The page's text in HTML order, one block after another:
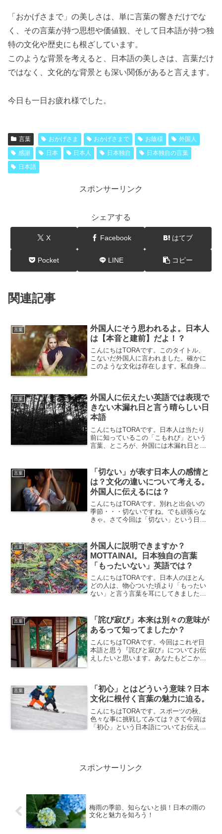
「おかげさまで」の美しさは、単に言葉の響きだけでな
く、その言葉が持つ思想や価値観、そして日本語が持つ独
特の文化や歴史にも根ざしています。
このような背景を考えると、日本語の美しさは、言葉だけ
ではなく、文化的な背景とも深い関係があると言えます。
今日も一日お疲れ様でした。
言葉 おかげさま おかげさまで お陰様
外国人
感謝
日本 日本人 日本独自
日本独自の言葉
日本語
スポンサーリンク
シェアする
X Facebook はてブ
Pocket LINE コピー
関連記事
言葉
外国人にそう思われるよ。日本人
は【本音と建前】だよ！？
こんにちはTORAです。このタイトル、
こないだ外国人に言われました。確かに
このような文化は存在します。私自身も
上棟が由来だと言わ...
言葉
外国人に伝えたい英語では表現で
きない木漏れ日と言う晴らしい日
本語
こんにちはTORAです。日本人は当たり
前に知っているこの「こもれび」という
言葉、ところが、外国には木漏れ日とい
「木漏れ日」についてお伝えします。木
漏れ日とは木漏れ日とは...
言葉
「切ない」が表す日本人の感情と
は？文化の違いについて考える。
外国人に伝えるには？
こんにちはTORAです。別れと出会いの
季節・・・切ないですね。でも頑張らな
きゃ。さて今回は「切ない」という日本
れ方を解説「切ない」とは、物事が切な
く、胸が締め付けられる...
言葉
外国人に説明できますか？
MOTTAINAI。日本独自の言葉
「もったいない」英語では？
こんにちはTORAです。日本人のほとん
どの人は、物心ついた頃より「もったい
ない」と言う言葉を耳にしてきました。
方も多いのではないでしょうか？「勿体
ないから残さないの！」...
言葉
「詫び寂び」本来は別々の意味が
あるって知ってましたか？
こんにちはTORAです。今回はこれぞ日
本語と思う『詫びと寂び』についてお伝
えしたいと思います。あなたもどこかで
言葉、外国語に訳すことも...
言葉
「初心」とはどういう意味？日本
文化に根付く言葉の魅力に迫る。
こんにちはTORAです。スポーツの秋、
色々な事に挑戦してみては？さて今回は
「初心」という日本語についてお伝えし
スポンサーリンク
梅雨の季節、知らないと損！日本の雨の
文化と魅力を知ろう！